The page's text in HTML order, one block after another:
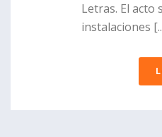
Letras. El acto
instalaciones